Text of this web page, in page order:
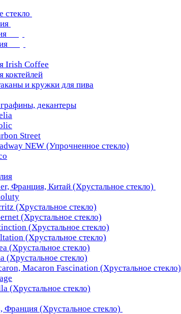
стекло
Irish Coffee
коктейлей
и кружки для пива
декантеры
Street
NEW (Упрочненное стекло)
Франция, Китай (Хрустальное стекло)
(Хрустальное стекло)
(Хрустальное стекло)
(Хрустальное стекло)
(Хрустальное стекло)
(Хрустальное стекло)
(Хрустальное стекло)
Macaron Fascination (Хрустальное стекло)
(Хрустальное стекло)
Франция (Хрустальное стекло)